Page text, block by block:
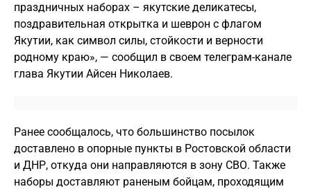
праздничных наборах – якутские деликатесы,
поздравительная открытка и шеврон с флагом
Якутии, как символ силы, стойкости и верности
родному краю», — сообщил в своем телеграм-канале
глава Якутии Айсен Николаев.
Ранее сообщалось, что большинство посылок
доставлено в опорные пункты в Ростовской области
и ДНР, откуда они направляются в зону СВО. Также
наборы доставляют раненым бойцам, проходящим